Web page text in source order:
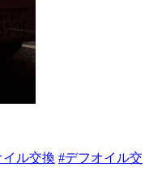
ル交換 #デフオイル交